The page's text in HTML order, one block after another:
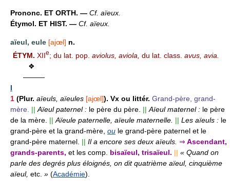
Prononc. ET ORTH. — Cf. aïeux.
Étymol. ET HIST. — Cf. aïeux.
aïeul, eule [ajœl] n.
ÉTYM. XIIe; du lat. pop. aviolus, aviola, du lat. class. avus, avia.
❖
———
I
1 (Plur. aïeuls, aïeules [ajœl]). Vx ou littér. Grand-père, grand-
mère. || Aïeul paternel : le père du père. || Aïeul maternel : le père
de la mère. || Aïeule paternelle, aïeule maternelle. || Les aïeuls : le
grand-père et la grand-mère, ou le grand-père paternel et le
grand-père maternel. || Il a encore ses deux aïeuls. ⇒ Ascendant,
grands-parents, et les comp. bisaïeul, trisaïeul. || « Quand on
parle des degrés plus éloignés, on dit quatrième aïeul, cinquième
aïeul, etc. » (Académie).